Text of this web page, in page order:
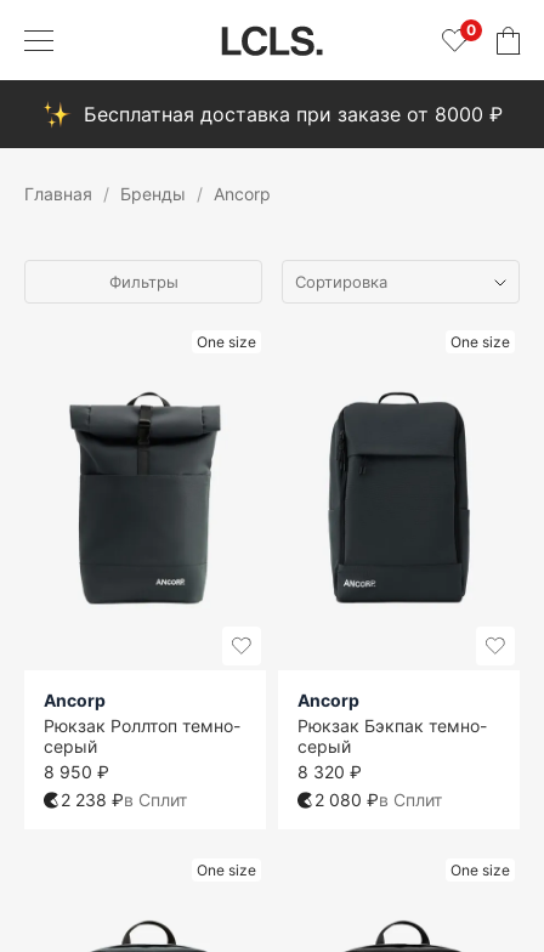
0
Бесплатная доставка при заказе от 8000 ₽
Главная Бренды Ancorp
Фильтры
One size
Ancorp
Рюкзак Роллтоп темно-
серый
8 950 ₽
2 238 ₽в Сплит
One size
Ancorp
Рюкзак Бэкпак темно-
серый
8 320 ₽
2 080 ₽в Сплит
One size One size